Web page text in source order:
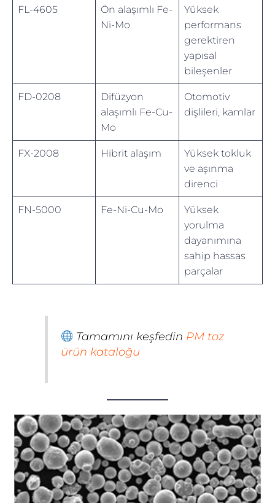
FL-4605
Ön alaşımlı Fe-
Ni-Mo
Yüksek
performans
gerektiren
yapısal
bileşenler
FD-0208
Difüzyon
alaşımlı Fe-Cu-
Mo
Otomotiv
dişlileri, kamlar
FX-2008 Hibrit alaşım
Yüksek tokluk
ve aşınma
direnci
FN-5000 Fe-Ni-Cu-Mo
Yüksek
yorulma
dayanımına
sahip hassas
parçalar
Tamamını keşfedin PM toz
ürün kataloğu